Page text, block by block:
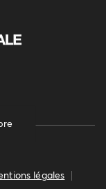
légales